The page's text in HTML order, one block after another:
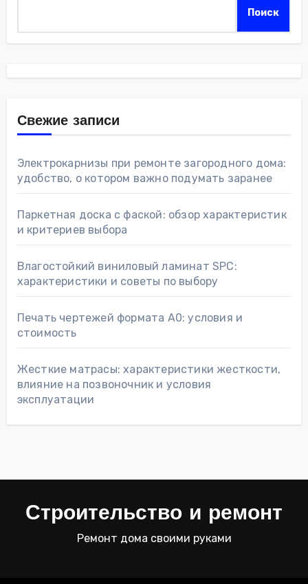
Поиск
Свежие записи
Электрокарнизы при ремонте загородного дома:
удобство, о котором важно подумать заранее
Паркетная доска с фаской: обзор характеристик
и критериев выбора
Влагостойкий виниловый ламинат SPC:
характеристики и советы по выбору
Печать чертежей формата А0: условия и
стоимость
Жесткие матрасы: характеристики жесткости,
влияние на позвоночник и условия
эксплуатации
Строительство и ремонт
Ремонт дома своими руками